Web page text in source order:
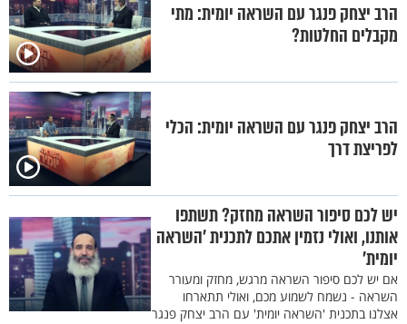
הרב יצחק פנגר עם השראה יומית: מתי
מקבלים החלטות?
הרב יצחק פנגר עם השראה יומית: הכלי
לפריצת דרך
יש לכם סיפור השראה מחזק? תשתפו
אותנו, ואולי נזמין אתכם לתכנית ’השראה
יומית’
אם יש לכם סיפור השראה מרגש, מחזק ומעורר
השראה - נשמח לשמוע מכם, ואולי תתארחו
אצלנו בתכנית 'השראה יומית' עם הרב יצחק פנגר